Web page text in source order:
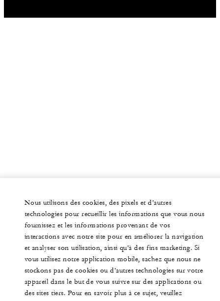
Nous utilisons des cookies, des pixels et d’autres
technologies pour recueillir les informations que vous nous
fournissez et les informations provenant de vos
interactions avec notre site pour en améliorer la navigation
et analyser son utilisation, ainsi qu’à des fins marketing. Si
vous utilisez notre application mobile, sachez que nous ne
stockons pas de cookies ou d’autres technologies sur votre
appareil dans le but de vous suivre sur des applications ou
des sites tiers. Pour en savoir plus à ce sujet, veuillez